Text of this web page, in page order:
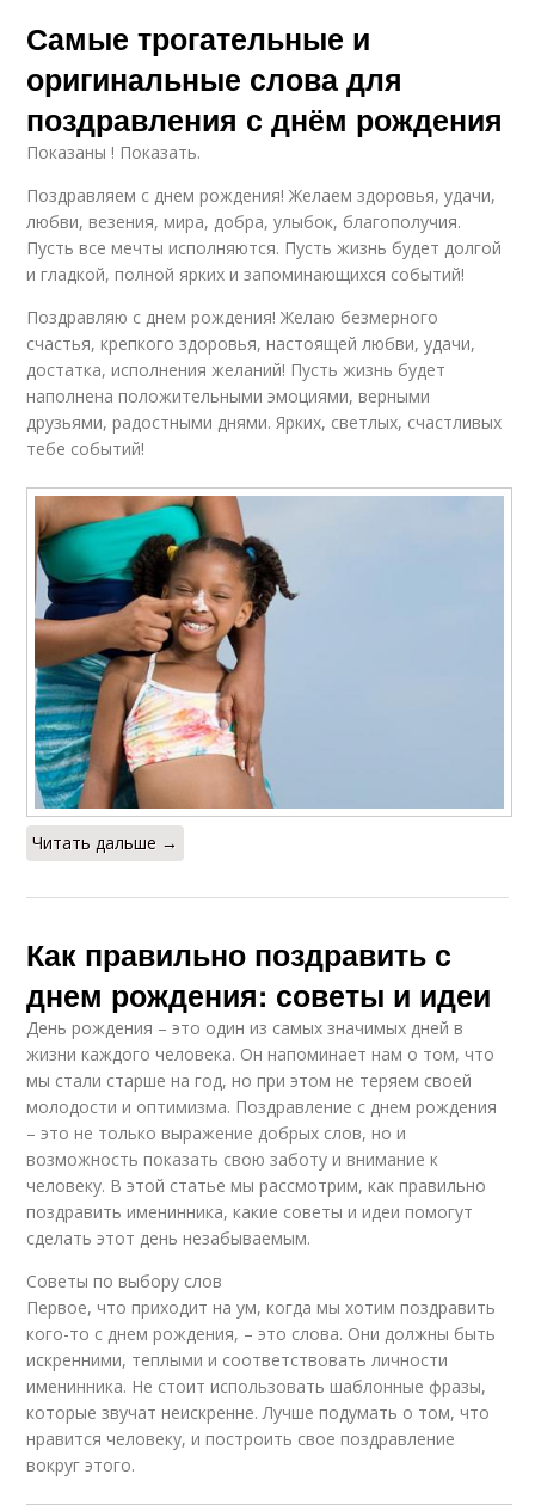
Самые трогательные и
оригинальные слова для
поздравления с днём рождения
Показаны ! Показать.
Поздравляем с днем рождения! Желаем здоровья, удачи,
любви, везения, мира, добра, улыбок, благополучия.
Пусть все мечты исполняются. Пусть жизнь будет долгой
и гладкой, полной ярких и запоминающихся событий!
Поздравляю с днем рождения! Желаю безмерного
счастья, крепкого здоровья, настоящей любви, удачи,
достатка, исполнения желаний! Пусть жизнь будет
наполнена положительными эмоциями, верными
друзьями, радостными днями. Ярких, светлых, счастливых
тебе событий!
Читать дальше →
Как правильно поздравить с
днем рождения: советы и идеи
День рождения – это один из самых значимых дней в
жизни каждого человека. Он напоминает нам о том, что
мы стали старше на год, но при этом не теряем своей
молодости и оптимизма. Поздравление с днем рождения
– это не только выражение добрых слов, но и
возможность показать свою заботу и внимание к
человеку. В этой статье мы рассмотрим, как правильно
поздравить именинника, какие советы и идеи помогут
сделать этот день незабываемым.
Советы по выбору слов
Первое, что приходит на ум, когда мы хотим поздравить
кого-то с днем рождения, – это слова. Они должны быть
искренними, теплыми и соответствовать личности
именинника. Не стоит использовать шаблонные фразы,
которые звучат неискренне. Лучше подумать о том, что
нравится человеку, и построить свое поздравление
вокруг этого.